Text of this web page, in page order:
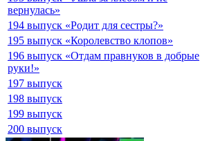
вернулась»
194 выпуск «Родит для сестры?»
195 выпуск «Королевство клопов»
196 выпуск «Отдам правнуков в добрые
руки!»
197 выпуск
198 выпуск
199 выпуск
200 выпуск